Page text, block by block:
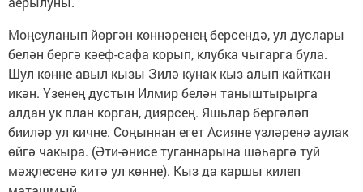
Моңсуланып йөргән көннәренең берсендә, ул дуслары
белән бергә кәеф-сафа корып, клубка чыгарга була.
Шул көнне авыл кызы Зилә кунак кыз алып кайткан
икән. Үзенең дустын Илмир белән таныштырырга
алдан ук план корган, диярсең. Яшьләр бергәләп
бииләр ул кичне. Соңыннан егет Асияне үзләренә аулак
өйгә чакыра. (Әти-әнисе туганнарына шәһәргә туй
мәҗлесенә китә ул көнне). Кыз да каршы килеп